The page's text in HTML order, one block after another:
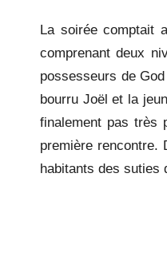
La soirée comptait
comprenant deux
possesseurs de
bourru Joël et la
finalement pas très
première rencontre.
habitants des suties